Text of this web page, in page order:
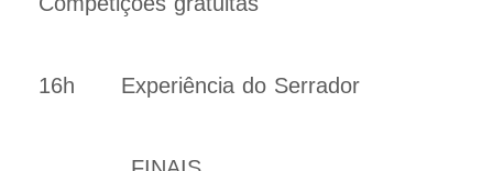
16h Experiência do Serrador